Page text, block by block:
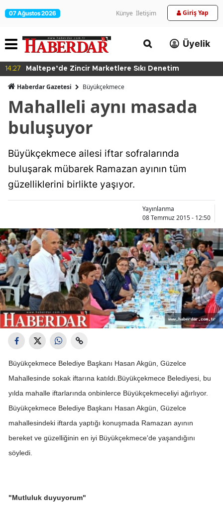
07 Ağustos 2026 Künye İletişim Giriş Yap
Üyelik
14:27 Maltepe’de Zincir Marketlere Sıkı Denetim
Haberdar Gazetesi Büyükçekmece
Mahalleli aynı masada
buluşuyor
Büyükçekmece ailesi iftar sofralarında
buluşarak mübarek Ramazan ayının tüm
güzelliklerini birlikte yaşıyor.
Yayınlanma
08 Temmuz 2015 - 12:50
Büyükçekmece Belediye Başkanı Hasan Akgün, Güzelce
Mahallesinde sokak iftarına katıldı. Büyükçekmece Belediyesi, bu
yılda mahalle iftarlarında onbinlerce Büyükçekmeceliyi ağırlıyor.
Büyükçekmece Belediye Başkanı Hasan Akgün, Güzelce
mahallesindeki iftarda yaptığı konuşmada Ramazan ayının
bereket ve güzelliğinin en iyi Büyükçekmece'de yaşandığını
söyledi.
"Mutluluk duyuyorum"